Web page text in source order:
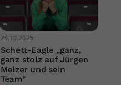
25.10.2025
Schett-Eagle „ganz,
ganz stolz auf Jürgen
Melzer und sein
Team“